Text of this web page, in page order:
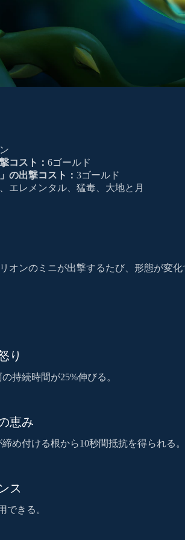
コスト： 6ゴールド
の出撃コスト： 3ゴールド
エレメンタル、猛毒、大地と月
リオンのミニが出撃するたび、形態が変
り
持続時間が25%伸びる。
恵み
締め付ける根から10秒間抵抗を得られる。
ス
できる。